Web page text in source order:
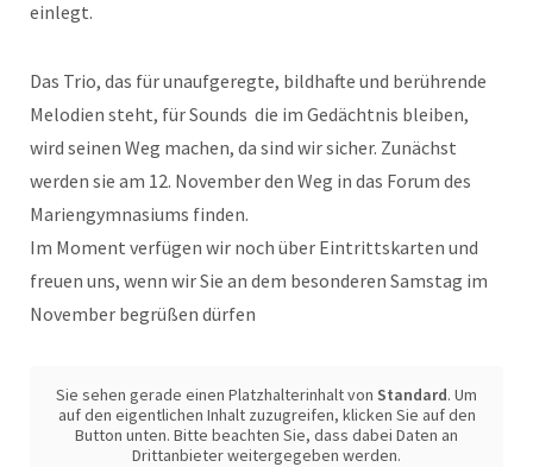
einlegt.
Das Trio, das für unaufgeregte, bildhafte und berührende
Melodien steht, für Sounds die im Gedächtnis bleiben,
wird seinen Weg machen, da sind wir sicher. Zunächst
werden sie am 12. November den Weg in das Forum des
Mariengymnasiums finden.
Im Moment verfügen wir noch über Eintrittskarten und
freuen uns, wenn wir Sie an dem besonderen Samstag im
November begrüßen dürfen
Sie sehen gerade einen Platzhalterinhalt von Standard. Um
auf den eigentlichen Inhalt zuzugreifen, klicken Sie auf den
Button unten. Bitte beachten Sie, dass dabei Daten an
Drittanbieter weitergegeben werden.